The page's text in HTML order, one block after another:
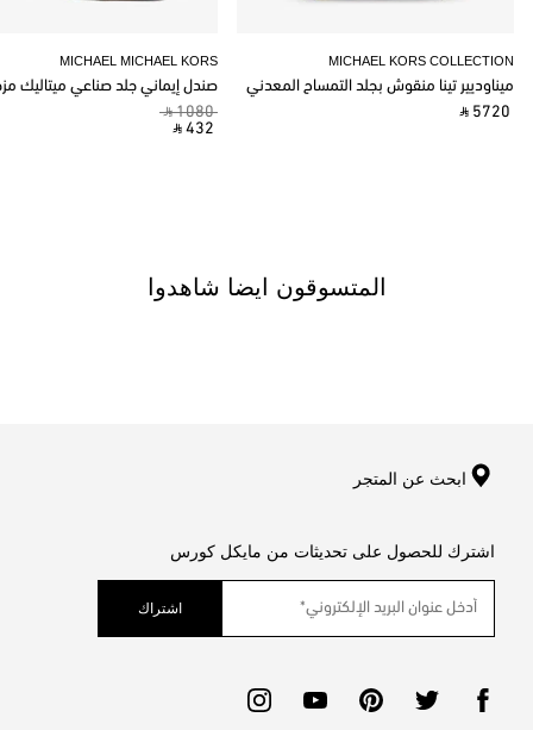
MICHAEL MICHAEL KORS
صندل إيماني جلد صناعي ميتاليك
‎ ⃁ 1080 ‎
‎ ⃁ 432 ‎
MICHAEL KORS COLLECTION
ميناوديير تينا منقوش بجلد التمساح المعدني
‎ ⃁ 5720 ‎
المتسوقون ايضا شاهدوا
ابحث عن المتجر
اشترك للحصول على تحديثات من مايكل كورس
اشتراك